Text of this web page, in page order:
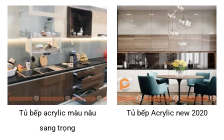
Tủ bếp acrylic màu nâu
sang trọng
Tủ bếp Acrylic new 2020